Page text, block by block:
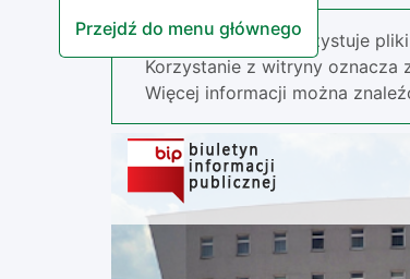
Przejdź do menu głównego
Nasza strona wykorzystuje
Korzystanie z witryny oznacza
Więcej informacji można